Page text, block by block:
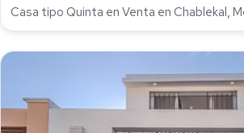
Casa tipo Quinta en Venta en Chablekal,